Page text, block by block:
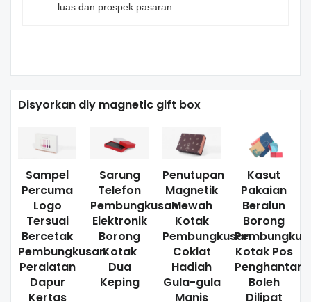
luas dan prospek pasaran.
Disyorkan diy magnetic gift box
Sampel
Percuma
Logo
Tersuai
Bercetak
Pembungkusan
Peralatan
Dapur
Kertas
Sarung
Telefon
Pembungkusan
Elektronik
Borong
Kotak
Dua
Keping
Penutupan
Magnetik
Mewah
Kotak
Pembungkusan
Coklat
Hadiah
Gula-gula
Manis
Kasut
Pakaian
Beralun
Borong
Kotak Pos
Boleh
Dilipat